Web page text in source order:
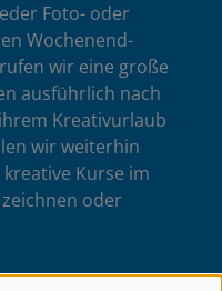
Foto- oder
Wochenend-
wir eine große
ausführlich nach
Kreativurlaub
wir weiterhin
Kurse im
oder